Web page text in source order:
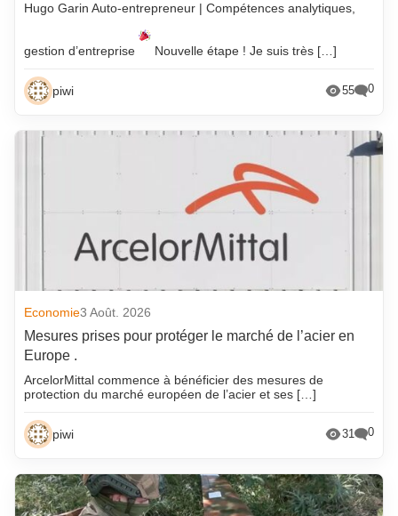
Hugo Garin Auto-entrepreneur | Compétences analytiques,
gestion d’entreprise Nouvelle étape ! Je suis très […]
piwi 55 0
Economie3 Août. 2026
Mesures prises pour protéger le marché de l’acier en
Europe .
ArcelorMittal commence à bénéficier des mesures de
protection du marché européen de l’acier et ses […]
piwi 31 0